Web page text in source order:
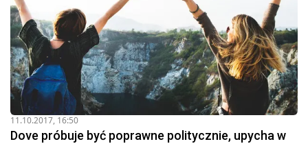
11.10.2017, 16:50
Dove próbuje być poprawne politycznie, upycha w